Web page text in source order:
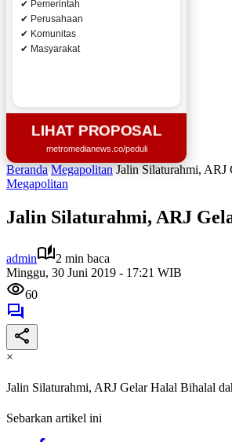
✔ Pemerintah
✔ Perusahaan
✔ Komunitas
✔ Masyarakat
LIHAT PROPOSAL
metromedianews.co/peduli
Beranda Megapolitan Jalin Silaturahmi, ARJ
Megapolitan
Jalin Silaturahmi, ARJ
admin
2 min baca
Minggu, 30 Juni 2019 - 17:21 WIB
60
×
Jalin Silaturahmi, ARJ Gelar Halal Bihalal
Sebarkan artikel ini